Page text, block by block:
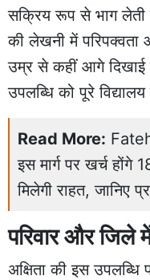
सक्रिय रूप से भाग लेती
की लेखनी में परिपक्वता
उम्र से कहीं आगे
उपलब्धि को पूरे
Read More:
इस मार्ग पर खर्च
मिलेगी राहत, जानिए
परिवार और जिले
अक्षिता की इस